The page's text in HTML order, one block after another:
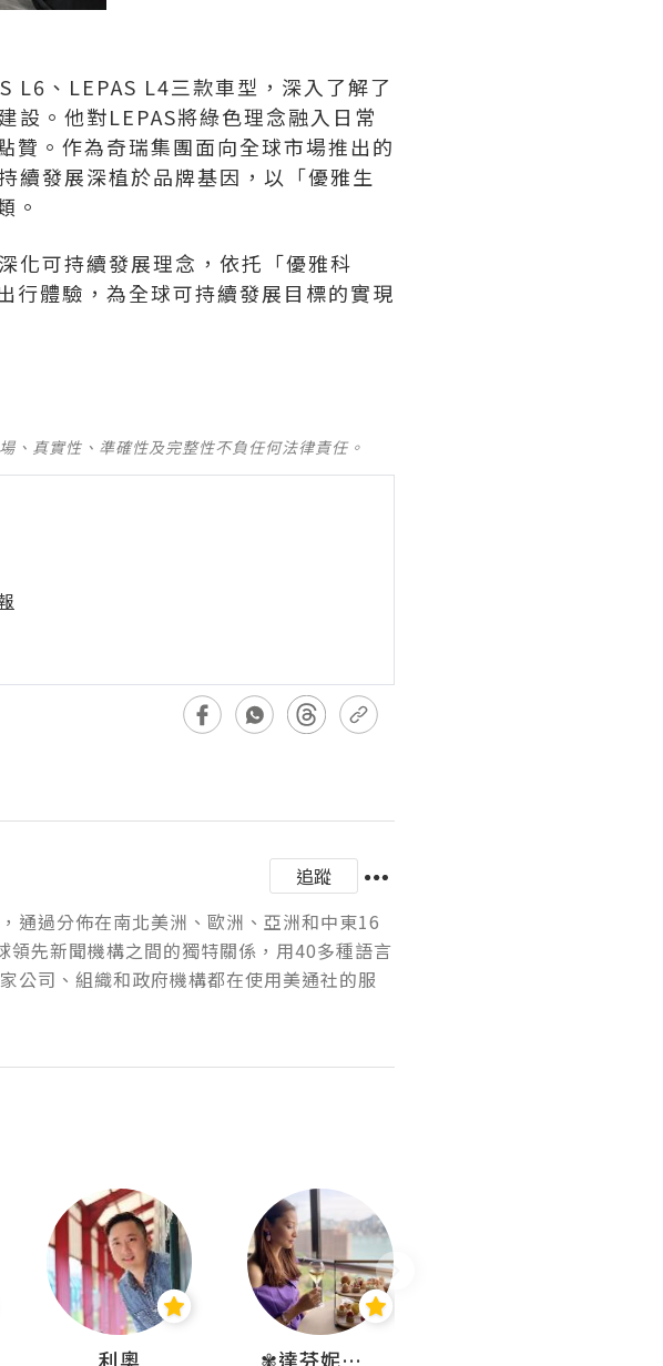
L6、LEPAS L4三款車型，深入了解了
設。他對LEPAS將綠色理念融入日常
贊。作為奇瑞集團面向全球市場推出的
續發展深植於品牌基因，以「優雅生
。
化可持續發展理念，依托「優雅科
行體驗，為全球可持續發展目標的實現
、真實性、準確性及完整性不負任何法律責任。
追蹤
通過分佈在南北美洲、歐洲、亞洲和中東16
先新聞機構之間的獨特關係，用40多種語言
公司、組織和政府機構都在使用美通社的服
利奧 ✾達芬妮•愛孩子•愛生活✾